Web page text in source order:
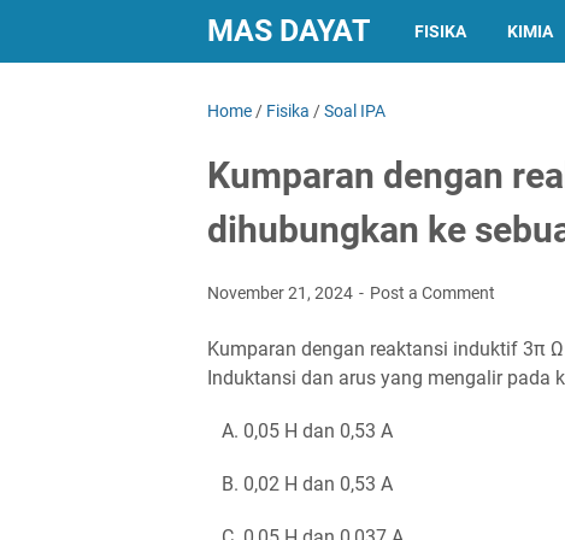
MAS DAYAT FISIKA KIMIA
Home / Fisika /Soal IPA
Kumparan dengan
dihubungkan ke
November 21, 2024 Post a Comment
Kumparan dengan reaktansi induktif 3π
Induktansi dan arus yang mengalir pada
A. 0,05 H dan 0,53 A
B. 0,02 H dan 0,53 A